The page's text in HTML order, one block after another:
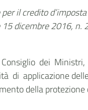
il credito
dicembre 2016, n.
dei
applicazione delle
della